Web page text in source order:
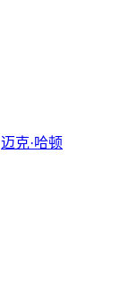
迈克·哈顿